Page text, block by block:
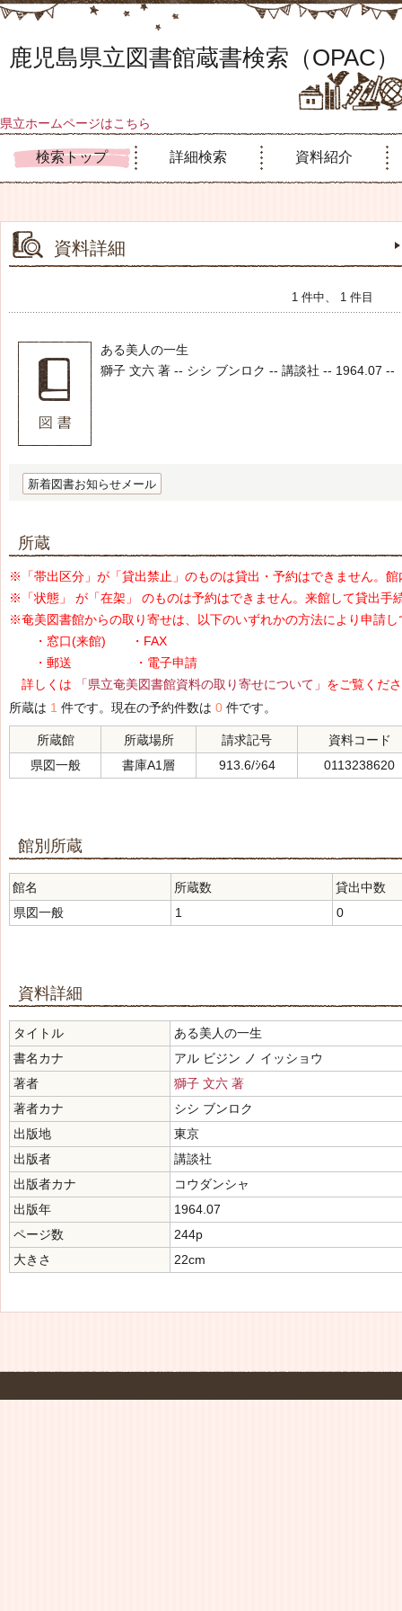
鹿児島県立図書館蔵書検索（OPAC）
県立ホームページはこちら
検索トップ 詳細検索 資料紹介
資料詳細
1 件中、 1 件目
ある美人の一生
獅子 文六 著 -- シシ ブンロク -- 講談社 -- 1964.07 --
新着図書お知らせメール
所蔵
※「帯出区分」が「貸出禁止」のものは貸出・予約はできません。
※「状態」 が「在架」 のものは予約はできません。来館して貸出手
※奄美図書館からの取り寄せは、以下のいずれかの方法により申請し
・窓口(来館) ・FAX
・郵送 ・電子申請
詳しくは
「県立奄美図書館資料の取り寄せについて」 をご覧くだ
所蔵は 1 件です。現在の予約件数は 0 件です。
所蔵館 所蔵場所 請求記号
資料コード
県図一般
書庫A1層 913.6/ｼ64 0113238620
館別所蔵
館名 所蔵数
貸出中数
県図一般
1 0
資料詳細
タイトル
ある美人の一生
書名カナ
アル ビジン ノ イッショウ
著者
獅子 文六 著
著者カナ
シシ ブンロク
出版地
東京
出版者
講談社
出版者カナ
コウダンシャ
出版年
1964.07
ページ数
244p
大きさ
22cm